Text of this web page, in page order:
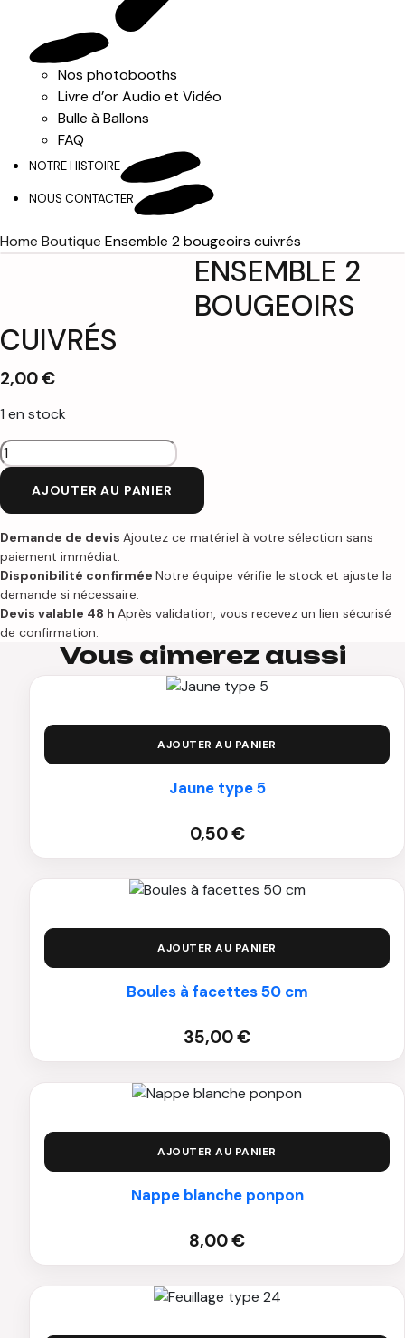
Nos photobooths
Livre d’or Audio et Vidéo
Bulle à Ballons
FAQ
NOTRE HISTOIRE
NOUS CONTACTER
Home Boutique Ensemble 2 bougeoirs cuivrés
ENSEMBLE 2
BOUGEOIRS
CUIVRÉS
2,00€
1 en stock
quantité
de
Ensemble
2
bougeoirs
cuivrés
AJOUTER AU PANIER
Demande de devis Ajoutez ce matériel à votre sélection sans
paiement immédiat.
Disponibilité confirmée Notre équipe vérifie le stock et ajuste la
demande si nécessaire.
Devis valable 48 h Après validation, vous recevez un lien sécurisé
de confirmation.
Vous aimerez aussi
AJOUTER AU PANIER
Jaune type 5
0,50€
AJOUTER AU PANIER
Boules à facettes 50 cm
35,00€
AJOUTER AU PANIER
Nappe blanche ponpon
8,00€